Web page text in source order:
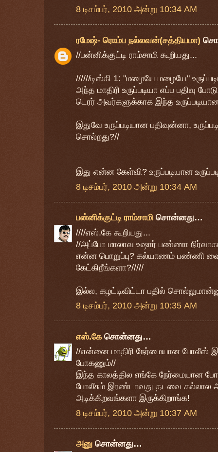
8 டிசம்பர், 2010 அன்று 10:34 AM
ரமேஷ்- ரொம்ப நல்லவன்(சத்தியமா)
//பன்னிக்குட்டி ராம்சாமி கூறியது...
//////டிஸ்கி 1: "மழையே மழையே"
அந்த மாதிரி உருப்படியா எப்ப பதிவு
டெரர் அவர்களுக்காக இந்த உருப்படியான
இதுவே உருப்படியான பதிவுன்னா,
சொல்றது?//
இது என்ன கேள்வி? உருப்படியான
8 டிசம்பர், 2010 அன்று 10:34 AM
பன்னிக்குட்டி ராம்சாமி சொன்னது…
////எஸ்.கே கூறியது...
//அப்போ மாலாவ உஷார் பண்ணா நிர்வாகம்
என்ன பொறுப்பு? கல்யாணம் பண்ணி
கேட்கிறீங்களா?/////
இல்ல, கழட்டிவிட்டா பதில்
8 டிசம்பர், 2010 அன்று 10:35 AM
எஸ்.கேசொன்னது…
//என்னை மாதிரி நேர்மையான போலீஸ்
போகணும்//
இந்த காலத்தில எங்கே நேர்மையான
போலீசும் இரண்டாவது தடவை கல்லால
அடிக்கிறவங்களா இருக்கிறாங்க!
8 டிசம்பர், 2010 அன்று 10:37 AM
அனு சொன்னது…